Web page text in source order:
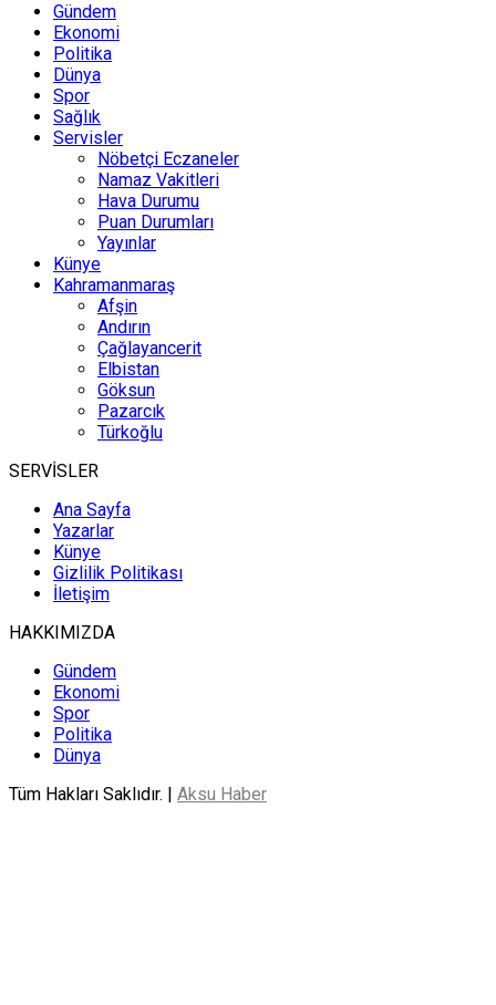
Gündem
Ekonomi
Politika
Dünya
Spor
Sağlık
Servisler
Nöbetçi Eczaneler
Namaz Vakitleri
Hava Durumu
Puan Durumları
Yayınlar
Künye
Kahramanmaraş
Afşin
Andırın
Çağlayancerit
Elbistan
Göksun
Pazarcık
Türkoğlu
SERVİSLER
Ana Sayfa
Yazarlar
Künye
Gizlilik Politikası
İletişim
HAKKIMIZDA
Gündem
Ekonomi
Spor
Politika
Dünya
Tüm Hakları Saklıdır. | Aksu Haber